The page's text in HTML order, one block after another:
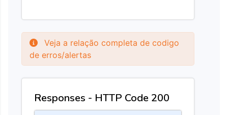
Veja a relação completa de codigo
de erros/alertas
Responses - HTTP Code 200